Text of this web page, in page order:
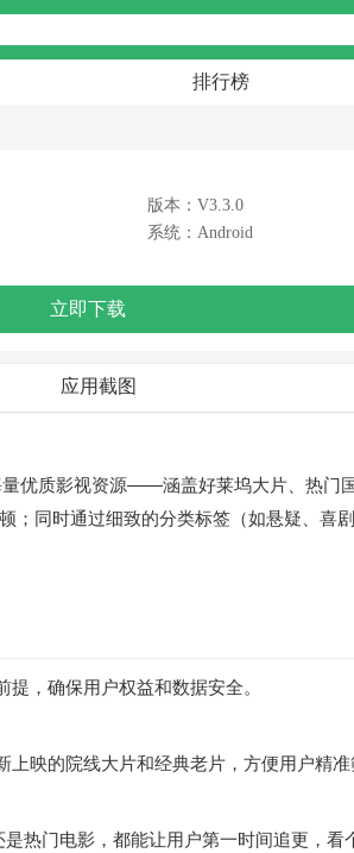
排行榜
版本：V3.3.0
系统：Android
立即下载
应用截图
量优质影视资源——涵盖好莱坞大片、热门
同时通过细致的分类标签（如悬疑、喜
，确保用户权益和数据安全。
映的院线大片和经典老片，方便用户精
热门电影，都能让用户第一时间追更，看